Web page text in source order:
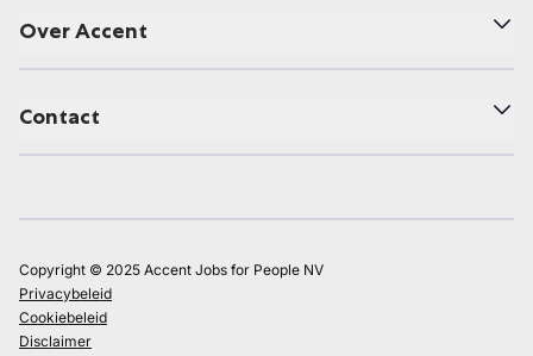
Over Accent
Contact
Copyright © 2025 Accent Jobs for People NV
Privacybeleid
Cookiebeleid
Disclaimer